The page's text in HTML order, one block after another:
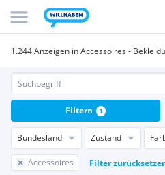
1.244 Anzeigen in Accessoires -
Bundesland Zustand
Accessoires Filter
Filtern 1